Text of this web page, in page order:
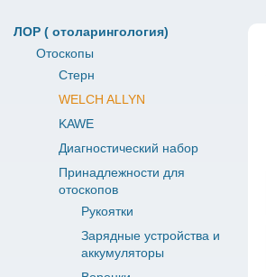
ЛОР ( отоларингология)
Отоскопы
Стерн
WELCH ALLYN
KAWE
Диагностический набор
Принадлежности для
отоскопов
Рукоятки
Зарядные устройства и
аккумуляторы